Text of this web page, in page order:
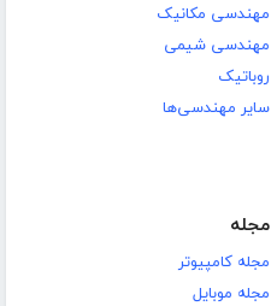
مهندسی مکانیک
مهندسی شیمی
روباتیک
سایر مهندسی‌ها
مجله
مجله کامپیوتر
مجله موبایل